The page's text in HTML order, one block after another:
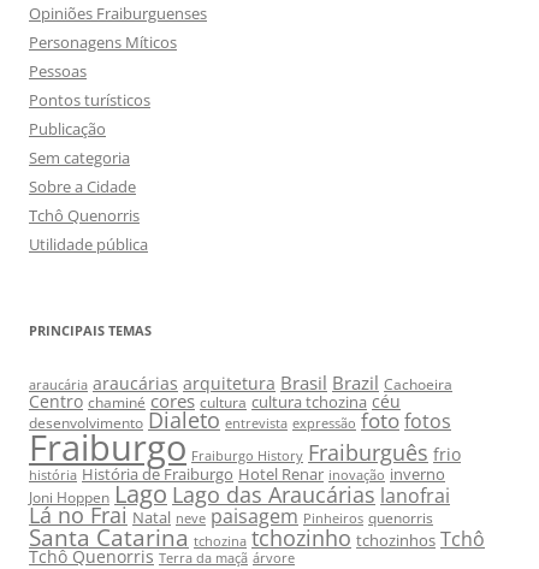
Opiniões Fraiburguenses
Personagens Míticos
Pessoas
Pontos turísticos
Publicação
Sem categoria
Sobre a Cidade
Tchô Quenorris
Utilidade pública
PRINCIPAIS TEMAS
araucária araucárias arquitetura Brasil Brazil Cachoeira
Centro chaminé cores cultura cultura tchozina céu
desenvolvimento Dialeto entrevista expressão fotofotos
Fraiburgo Fraiburgo History Fraiburguês frio
história História de Fraiburgo Hotel Renar inovação inverno
Joni Hoppen Lago Lago das Araucárias lanofrai
Lá no Frai Natal neve paisagem Pinheiros quenorris
Santa Catarina tchozina tchozinho tchozinhos Tchô
Tchô Quenorris Terra da maçã árvore